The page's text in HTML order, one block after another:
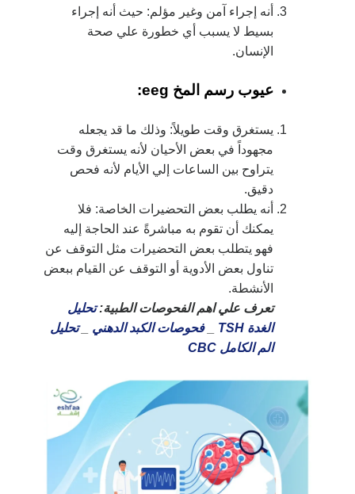
أنه إجراء آمن وغير مؤلم: حيث أنه إجراء
بسيط لا يسبب أي خطورة علي صحة
الإنسان.
عيوب رسم المخ eeg:
يستغرق وقت طويلاً: وذلك ما قد يجعله
مجهوداً في بعض الأحيان لأنه يستغرق وقت
يتراوح بين الساعات إلي الأيام لأنه فحص
دقيق.
أنه يطلب بعض التحضيرات الخاصة: فلا
يمكنك أن تقوم به مباشرةً عند الحاجة إليه
فهو يتطلب بعض التحضيرات مثل التوقف عن
تناول بعض الأدوية أو التوقف عن القيام ببعض
الأنشطة.
تعرف علي اهم الفحوصات الطبية:تحليل
الغدة TSH
_فحوصات الكبد الدهني _تحليل
الم الكامل CBC